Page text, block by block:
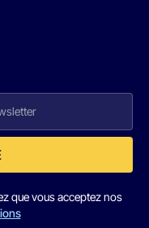
que vous acceptez nos